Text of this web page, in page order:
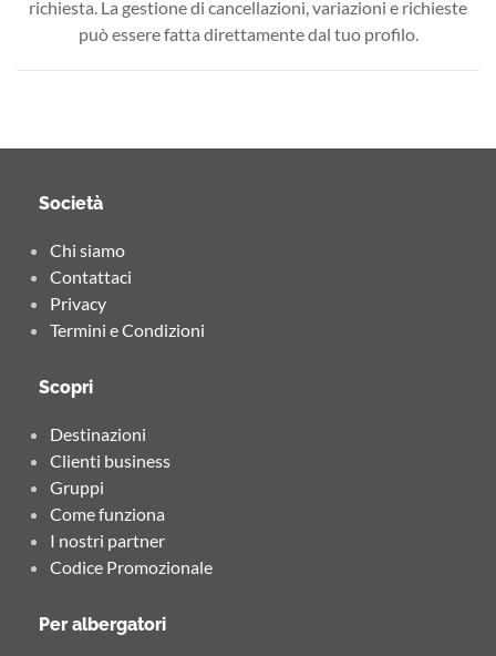
richiesta. La gestione di cancellazioni, variazioni e richieste
può essere fatta direttamente dal tuo profilo.
Società
Chi siamo
Contattaci
Privacy
Termini e Condizioni
Scopri
Destinazioni
Clienti business
Gruppi
Come funziona
I nostri partner
Codice Promozionale
Per albergatori